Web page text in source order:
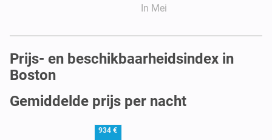
In Mei
Prijs- en beschikbaarheidsindex in
Boston
Gemiddelde prijs per nacht
934 €